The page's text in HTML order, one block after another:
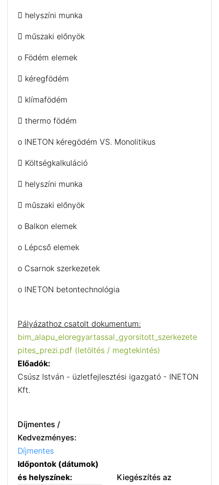
 helyszíni munka
 műszaki előnyök
o Födém elemek
 kéregfödém
 klímafödém
 thermo födém
o INETON kéregödém VS. Monolitikus
 Költségkalkuláció
 helyszíni munka
 műszaki előnyök
o Balkon elemek
o Lépcső elemek
o Csarnok szerkezetek
o INETON betontechnológia
Pályázathoz csatolt dokumentum:
bim_alapu_eloregyartassal_gyorsitott_szerkezete
pites_prezi.pdf (letöltés / megtekintés)
Előadók:
Csúsz István - üzletfejlesztési igazgató - INETON
Kft.
Díjmentes /
Kedvezményes:
Díjmentes
Időpontok (dátumok)
és helyszínek:
Kiegészítés az